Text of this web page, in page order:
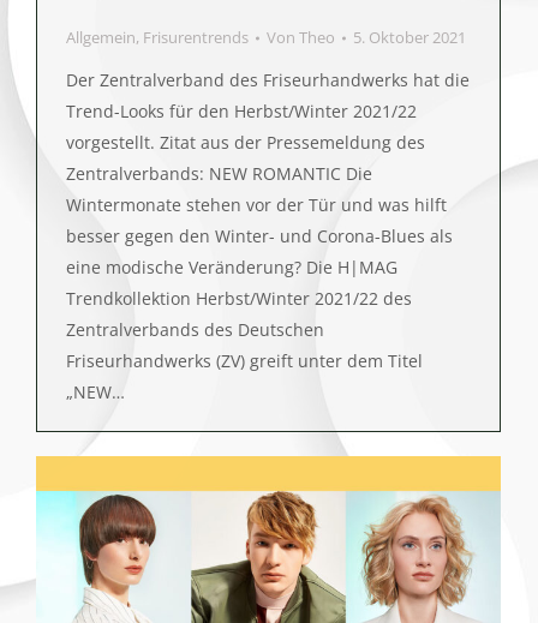
Allgemein, Frisurentrends Von Theo 5. Oktober 2021
Der Zentralverband des Friseurhandwerks hat die
Trend-Looks für den Herbst/Winter 2021/22
vorgestellt. Zitat aus der Pressemeldung des
Zentralverbands: NEW ROMANTIC Die
Wintermonate stehen vor der Tür und was hilft
besser gegen den Winter- und Corona-Blues als
eine modische Veränderung? Die H|MAG
Trendkollektion Herbst/Winter 2021/22 des
Zentralverbands des Deutschen
Friseurhandwerks (ZV) greift unter dem Titel
„NEW…